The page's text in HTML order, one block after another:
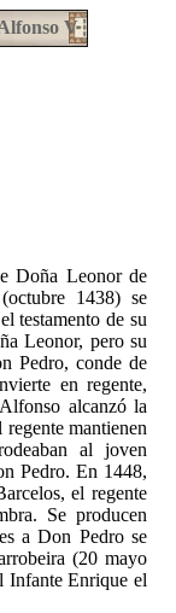
V
Doña Leonor de
1438) se
testamento de su
Leonor, pero su
Pedro, conde de
en regente,
alcanzó la
mantienen
al joven
Pedro. En 1448,
el regente
Se producen
a Don Pedro se
(20 mayo
Infante Enrique el